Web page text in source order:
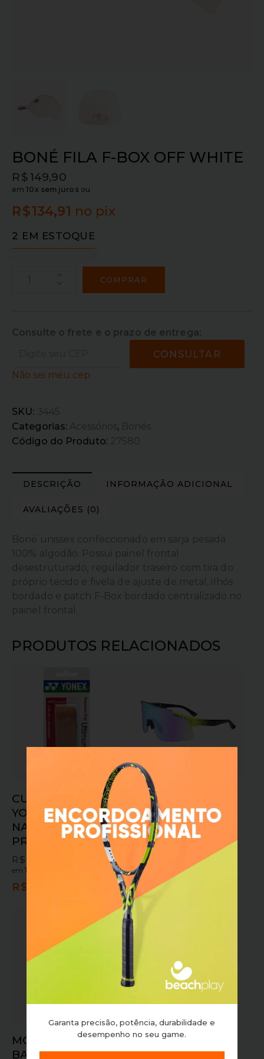
Garanta precisão, potência, durabilidade e
desempenho no seu game.
BONÉ FILA F-BOX OFF WHITE
R$149,90
em10x sem juros ou
R$134,91 no pix
2 EM ESTOQUE
COMPRAR
Consulte o frete e o prazo de entrega:
CONSULTAR
Não sei meu cep
SKU: 3445
Categorias: Acessórios , Bonés
Código do Produto: 27580
DESCRIÇÃO INFORMAÇÃO ADICIONAL
AVALIAÇÕES (0)
Boné unissex confeccionado em sarja pesada
100% algodão. Possui painel frontal
desestruturado, regulador traseiro com tira do
próprio tecido e fivela de ajuste de metal, ilhós
bordado e patch F-Box bordado centralizado no
painel frontal.
PRODUTOS RELACIONADOS
CUSHION GRIP
YONEX DE COURO
NATURAL
PREMIUM
R$
em10x sem juros
R$
ÓCULOS MORMAII
GRAND TOUR 2 –
AMARELO
FLUOR/PRETO
R$549,90
em 10x sem juros
R$ 494,91
MOCHILA
BABOLAT PURE